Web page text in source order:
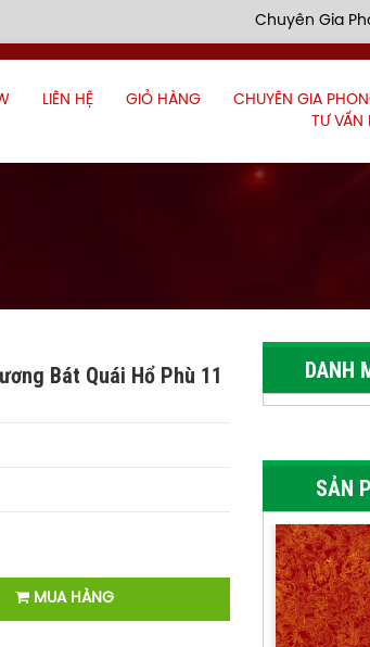
Chuyên Gia
LIÊN HỆ GIỎ HÀNG
CHUYÊN GIA
TƯ VẤN
Bát Quái Hổ Phù 11
MUA HÀNG
DANH
SẢN
Gà Đồng
Gà Đồng